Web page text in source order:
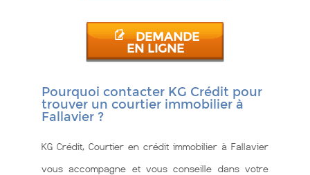
DEMANDE
EN LIGNE
Pourquoi contacter KG Crédit pour
trouver un courtier immobilier à
Fallavier ?
KG Crédit, Courtier en crédit immobilier à Fallavier
vous accompagne et vous conseille dans votre